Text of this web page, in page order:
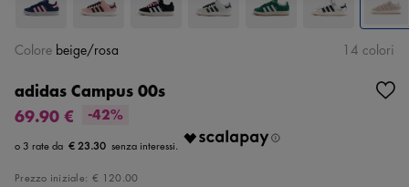
adidas Campus 00s
69.90 €
-42%
€ 23.30
Prezzo iniziale: € 120.00
Colore beige/rosa 14 colori